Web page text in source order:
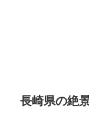
長崎県の絶